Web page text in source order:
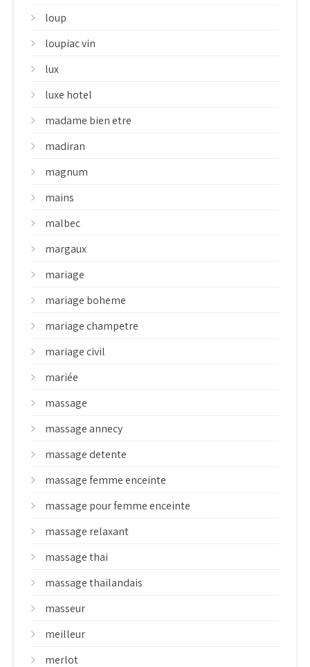
loup
loupiac vin
lux
luxe hotel
madame bien etre
madiran
magnum
mains
malbec
margaux
mariage
mariage boheme
mariage champetre
mariage civil
mariée
massage
massage annecy
massage detente
massage femme enceinte
massage pour femme enceinte
massage relaxant
massage thai
massage thailandais
masseur
meilleur
merlot